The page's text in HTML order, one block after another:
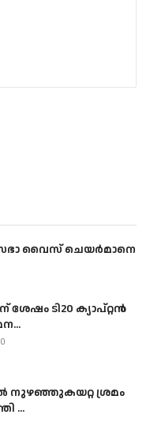
വൈസ് ചെയർമാനെ
ശേഷം ടി20 ക്യാപ്റ്റൻ
0
നുഴഞ്ഞുകയറ്റ ശ്രമം
...